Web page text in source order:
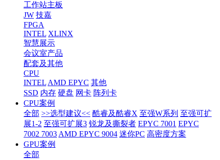
工作站主板
JW 技嘉
FPGA
INTEL XLINX
智慧展示
会议室产品
配套及其他
CPU
INTEL AMD EPYC 其他
SSD 内存 硬盘 网卡 阵列卡
CPU案例
全部 >>选型建议<< 酷睿及酷睿X 至强W系列 至强可扩
展1-2 至强可扩展3 锐龙及撕裂者 EPYC 7001 EPYC
7002 7003 AMD EPYC 9004 迷你PC 高密度方案
GPU案例
全部